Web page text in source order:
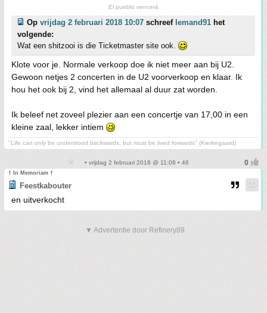
El pueblo vencerá
Op vrijdag 2 februari 2018 10:07 schreef Iemand91 het
volgende:
Wat een shitzooi is die Ticketmaster site ook.
Klote voor je. Normale verkoop doe ik niet meer aan bij U2.
Gewoon netjes 2 concerten in de U2 voorverkoop en klaar. Ik
hou het ook bij 2, vind het allemaal al duur zat worden.
Ik beleef net zoveel plezier aan een concertje van 17,00 in een
kleine zaal, lekker intiem
"Life can only be understood backwards, but must be lived forwards" (Kierkegaard)
• vrijdag 2 februari 2018 @ 11:08 • 46
† In Memoriam †
Feestkabouter
en uitverkocht
▼ Advertentie door Refinery89